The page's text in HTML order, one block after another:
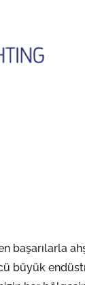
başarılarla
büyük